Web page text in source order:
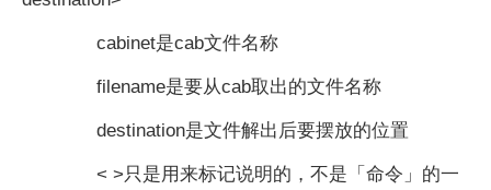
cabinet是cab文件名称
filename是要从cab取出的文件名称
destination是文件解出后要摆放的位置
< >只是用来标记说明的，不是「命令」的一